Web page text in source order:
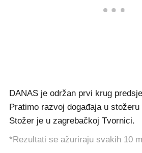
DANAS je održan prvi krug
Pratimo razvoj događaja u
Stožer je u zagrebačkoj Tvornici.
*Rezultati se ažuriraju svakih 10